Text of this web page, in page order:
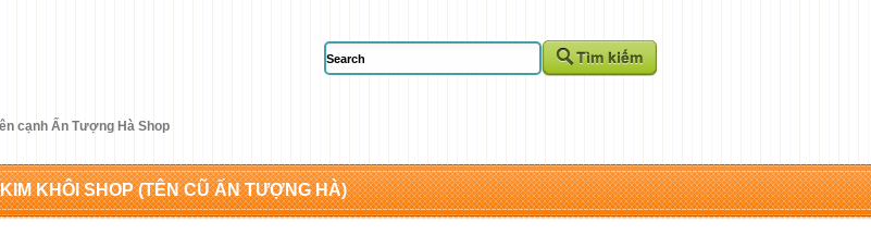
cạnh Ấn Tượng Hà Shop
KHÔI SHOP (TÊN CŨ ẤN TƯỢNG HÀ)